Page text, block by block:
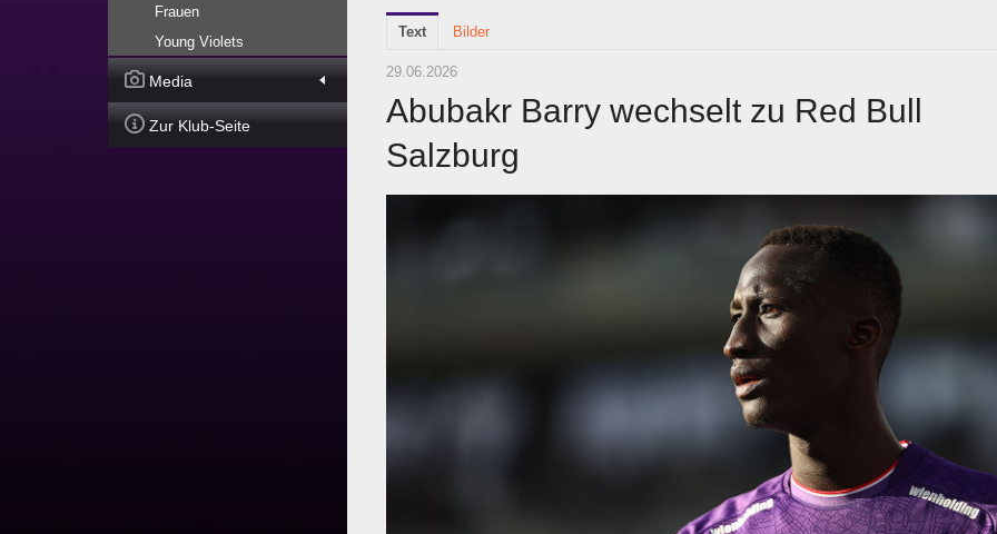
Frauen
Young Violets
Media
Zur Klub-Seite
Text Bilder
29.06.2026
Abubakr Barry wechselt zu Red Bull
Salzburg